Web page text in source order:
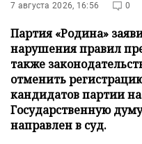
7 августа 2026, 16:56 0
Партия «Родина»
нарушения правил
также
отменить
кандидатов партии
Государственную
направлен в суд.